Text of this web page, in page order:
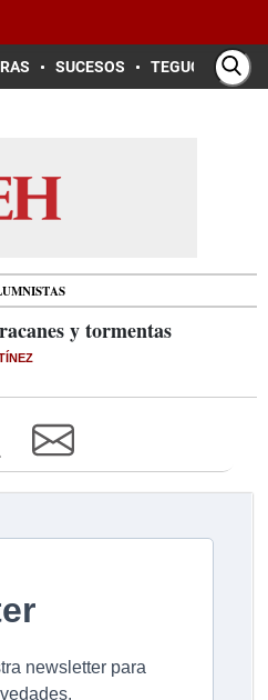
SUCESOS TEGUCIGALPA
y tormentas